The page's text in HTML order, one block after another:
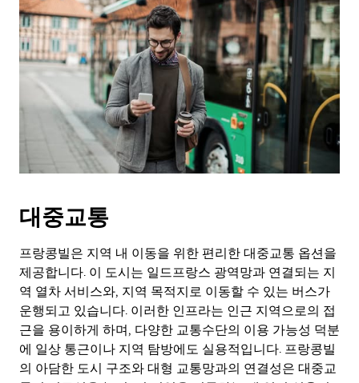
대중교통
프랑콩빌은 지역 내 이동을 위한 편리한 대중교통 옵션을
제공합니다. 이 도시는 일드프랑스 광역망과 연결되는 지
역 열차 서비스와, 지역 목적지로 이동할 수 있는 버스가
운행되고 있습니다. 이러한 인프라는 인근 지역으로의 접
근을 용이하게 하며, 다양한 교통수단의 이용 가능성 덕분
에 일상 통근이나 지역 탐방에도 실용적입니다. 프랑콩빌
의 아담한 도시 구조와 대형 교통망과의 연결성은 대중교